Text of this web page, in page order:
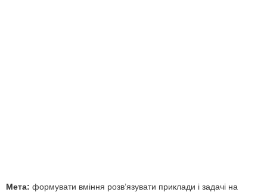
Мета: формувати вміння розв’язувати приклади і задачі на